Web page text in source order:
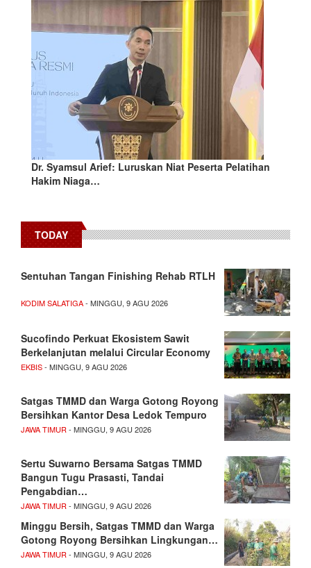
Dr. Syamsul Arief: Luruskan Niat Peserta Pelatihan
Hakim Niaga…
TODAY
Sentuhan Tangan Finishing Rehab RTLH
KODIM SALATIGA- MINGGU, 9 AGU 2026
Sucofindo Perkuat Ekosistem Sawit
Berkelanjutan melalui Circular Economy
EKBIS- MINGGU, 9 AGU 2026
Satgas TMMD dan Warga Gotong Royong
Bersihkan Kantor Desa Ledok Tempuro
JAWA TIMUR- MINGGU, 9 AGU 2026
Sertu Suwarno Bersama Satgas TMMD
Bangun Tugu Prasasti, Tandai
Pengabdian…
JAWA TIMUR- MINGGU, 9 AGU 2026
Minggu Bersih, Satgas TMMD dan Warga
Gotong Royong Bersihkan Lingkungan…
JAWA TIMUR- MINGGU, 9 AGU 2026